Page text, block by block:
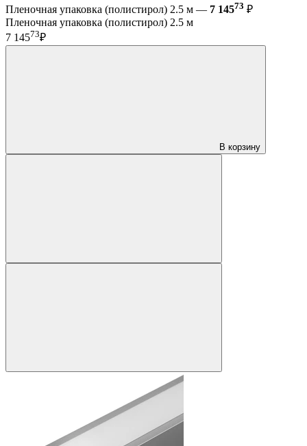
Пленочная упаковка (полистирол) 2.5 м — 7 14573 ₽
Пленочная упаковка (полистирол) 2.5 м
7 14573₽
В корзину